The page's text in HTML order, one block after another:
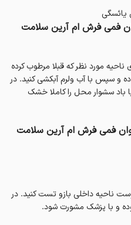
یائسگی
فمی فرش ام آرین سلامت
مورد نظر که قبلا مرطوب کرده
و سپس با آب ولرم آبکشی کنید. در
باد سشوار محل را کاملا خشک
فمی فرش ام آرین سلامت
ناحیه داخلی بازو تست کنید. در
و با پزشک مشورت شود.